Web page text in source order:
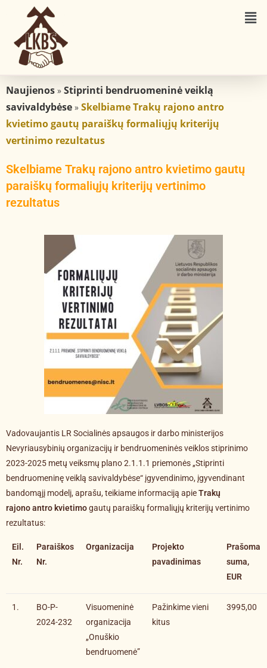
Naujienos » Stiprinti bendruomeninė veiklą
savivaldybėse » Skelbiame Trakų rajono antro
kvietimo gautų paraiškų formaliųjų kriterijų
vertinimo rezultatus
Skelbiame Trakų rajono antro kvietimo gautų
paraiškų formaliųjų kriterijų vertinimo
rezultatus
Vadovaujantis LR Socialinės apsaugos ir darbo ministerijos
Nevyriausybinių organizacijų ir bendruomeninės veiklos stiprinimo
2023-2025 metų veiksmų plano 2.1.1.1 priemonės „Stiprinti
bendruomeninę veiklą savivaldybėse“ įgyvendinimo, įgyvendinant
bandomąjį modelį, aprašu, teikiame informaciją apieTrakų
rajono antro kvietimogautų paraiškų formaliųjų kriterijų vertinimo
rezultatus:
Eil.
Nr.
Paraiškos
Nr.
Organizacija
Projekto
pavadinimas
Prašoma
suma,
EUR
1.
BO-P-
2024-232
Visuomeninė
organizacija
„Onuškio
bendruomenė”
Pažinkime vieni
kitus
3995,00